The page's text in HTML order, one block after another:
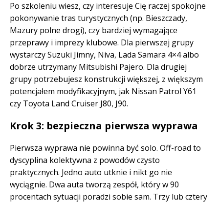
Po szkoleniu wiesz, czy interesuje Cię raczej spokojne
pokonywanie tras turystycznych (np. Bieszczady,
Mazury polne drogi), czy bardziej wymagające
przeprawy i imprezy klubowe. Dla pierwszej grupy
wystarczy Suzuki Jimny, Niva, Lada Samara 4×4 albo
dobrze utrzymany Mitsubishi Pajero. Dla drugiej
grupy potrzebujesz konstrukcji większej, z większym
potencjałem modyfikacyjnym, jak Nissan Patrol Y61
czy Toyota Land Cruiser J80, J90.
Krok 3: bezpieczna pierwsza wyprawa
Pierwsza wyprawa nie powinna być solo. Off-road to
dyscyplina kolektywna z powodów czysto
praktycznych. Jedno auto utknie i nikt go nie
wyciągnie. Dwa auta tworzą zespół, który w 90
procentach sytuacji poradzi sobie sam. Trzy lub cztery